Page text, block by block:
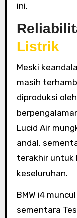
ini.
Listrik
Meski
masih
diproduksi
Lucid Air
andal,
terakhir untuk
keseluruhan.
BMW i4
sementara